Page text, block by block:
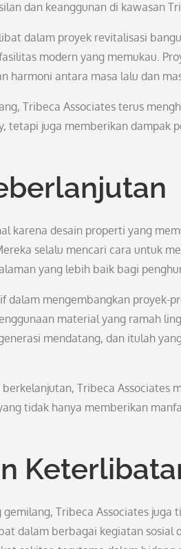
dan keanggunan di kawasan
dalam proyek revitalisasi
modern yang memukau.
harmoni antara masa lalu dan
Tribeca Associates terus
tetapi juga memberikan dampak
karena desain properti yang
selalu mencari cara untuk
yang lebih baik bagi
dalam mengembangkan proyek-
material yang ramah
mendatang, dan itulah
Tribeca Associates
tidak hanya memberikan
Tribeca Associates
dalam berbagai kegiatan sosial